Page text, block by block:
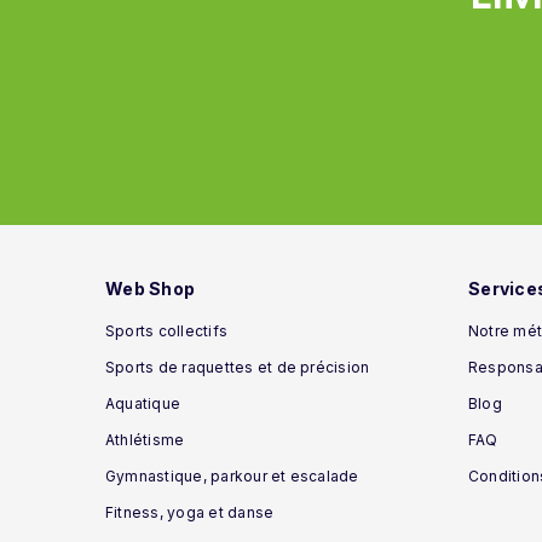
Web Shop
Sports collectifs
Sports de raquettes et de précision
Aquatique
Athlétisme
Gymnastique, parkour et escalade
Fitness, yoga et danse
Notre
Blog
FAQ